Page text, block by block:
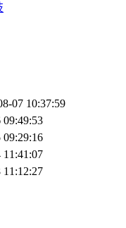
07 10:37:59
09:49:53
09:29:16
11:41:07
11:12:27